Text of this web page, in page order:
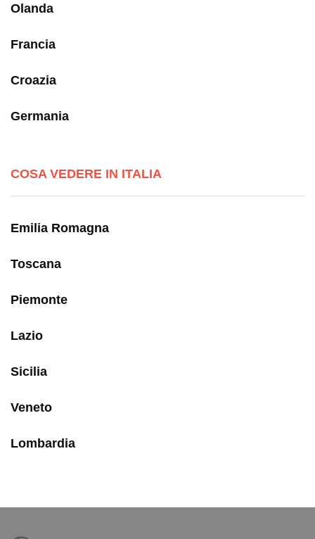
Olanda
Francia
Croazia
Germania
COSA VEDERE IN ITALIA
Emilia Romagna
Toscana
Piemonte
Lazio
Sicilia
Veneto
Lombardia